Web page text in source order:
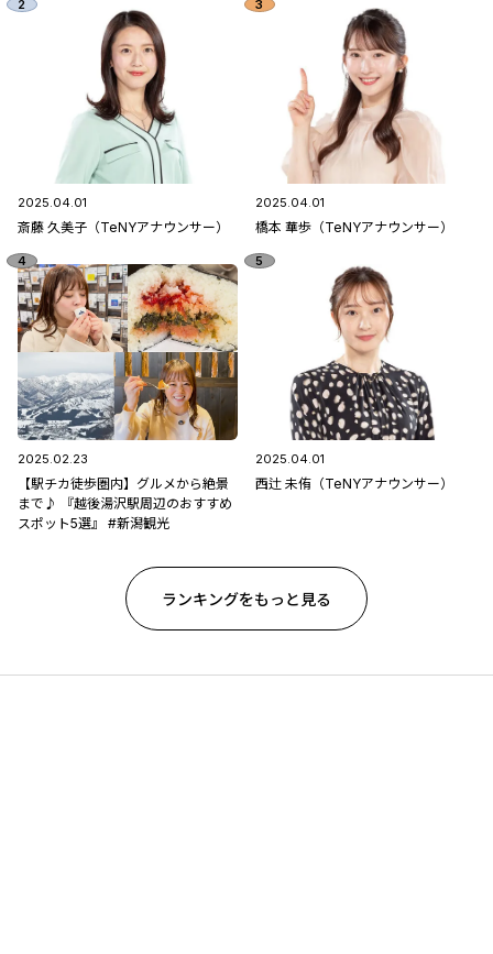
2025.04.01
斎藤 久美子（TeNYアナウンサー）
2025.04.01
橋本 華歩（TeNYアナウンサー）
2025.02.23
【駅チカ徒歩圏内】グルメから絶景
まで♪ 『越後湯沢駅周辺のおすすめ
スポット5選』 #新潟観光
2025.04.01
西辻 未侑（TeNYアナウンサー）
ランキングをもっと見る